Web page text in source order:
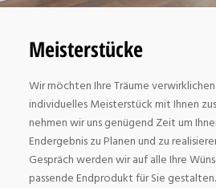
Meisterstücke
Wir möchten Ihre Träume
individuelles Meisterstück mit Ihnen
nehmen wir uns genügend Zeit um
Endergebnis zu Planen und zu
Gespräch werden wir auf alle Ihre
passende Endprodukt für Sie gestalten.